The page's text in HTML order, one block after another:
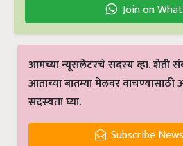
Join on
आमच्या न्यूसलेटरचे सदस्य व्हा. शेती
आताच्या बातम्या मेलवर
सदस्यता घ्या.
Subscribe